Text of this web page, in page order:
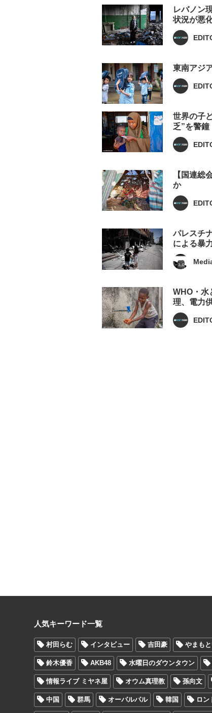
レバノン
状況が悪
東南アジ
世界の子
乏”を警鐘
【国連総
か
パレスチ
による暴
WHO・水
理、電力
人気キーワード一覧
村田らむ インタビュー 吉田豪 やまも
鈴木優香 AKB48 水曜日のダウンタウン
情報ライブ ミヤネ屋 オウム真理教 孫向文
中国 群馬 オーパルパル 韓国 ロン